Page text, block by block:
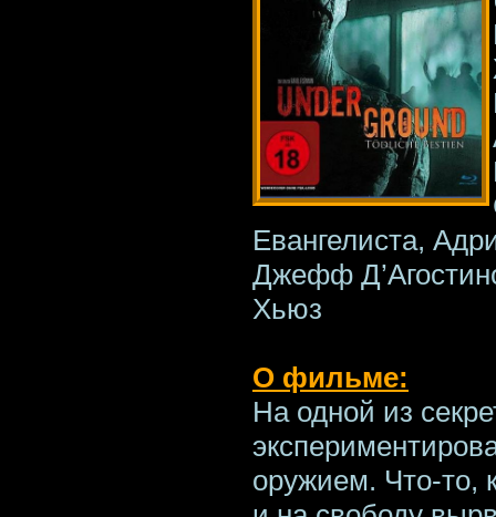
Евангелиста,
Джефф
Хьюз
О фильме:
На одной из
оружием. Что-то,